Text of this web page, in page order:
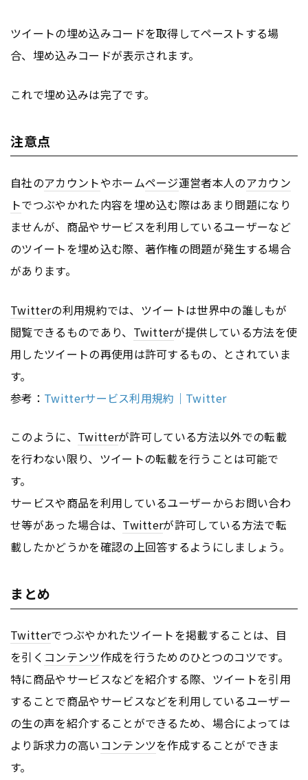
ツイートの埋め込みコードを取得してペーストする場
合、埋め込みコードが表示されます。
これで埋め込みは完了です。
注意点
自社のアカウントやホームページ運営者本人のアカウン
トでつぶやかれた内容を埋め込む際はあまり問題になり
ませんが、商品やサービスを利用しているユーザーなど
のツイートを埋め込む際、著作権の問題が発生する場合
があります。
Twitterの利用規約では、ツイートは世界中の誰しもが
閲覧できるものであり、 Twitterが提供している方法を使
用したツイートの再使用は許可するもの、とされていま
す。
参考： Twitterサービス利用規約｜Twitter
このように、 Twitterが許可している方法以外での転載
を行わない限り、ツイートの転載を行うことは可能で
す。
サービスや商品を利用しているユーザーからお問い合わ
せ等があった場合は、 Twitterが許可している方法で転
載したかどうかを確認の上回答するようにしましょう。
まとめ
Twitterでつぶやかれたツイートを掲載することは、目
を引く コンテンツ作成を行うためのひとつのコツです。
特に商品やサービスなどを紹介する際、ツイートを引用
することで商品やサービスなどを利用しているユーザー
の生の声を紹介することができるため、場合によっては
より訴求力の高いコンテンツを作成することができま
す。